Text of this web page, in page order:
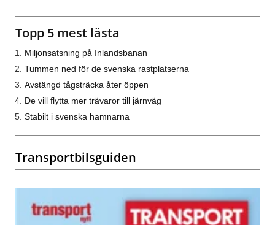
Topp 5 mest lästa
Miljonsatsning på Inlandsbanan
Tummen ned för de svenska rastplatserna
Avstängd tågsträcka åter öppen
De vill flytta mer trävaror till järnväg
Stabilt i svenska hamnarna
Transportbilsguiden